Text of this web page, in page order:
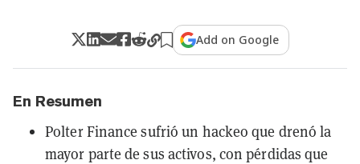
Add on Google
En Resumen
Polter Finance sufrió un hackeo que drenó la
mayor parte de sus activos, con pérdidas que